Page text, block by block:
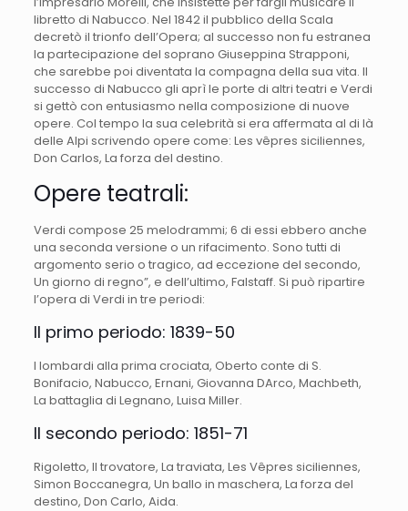
libretto di Nabucco. Nel 1842 il pubblico della Scala
decretò il trionfo dell’Opera; al successo non fu estranea
la partecipazione del soprano Giuseppina Strapponi,
che sarebbe poi diventata la compagna della sua vita. Il
successo di Nabucco gli aprì le porte di altri teatri e Verdi
si gettò con entusiasmo nella composizione di nuove
opere. Col tempo la sua celebrità si era affermata al di là
delle Alpi scrivendo opere come: Les vêpres siciliennes,
Don Carlos, La forza del destino.
Opere teatrali:
Verdi compose 25 melodrammi; 6 di essi ebbero anche
una seconda versione o un rifacimento. Sono tutti di
argomento serio o tragico, ad eccezione del secondo,
Un giorno di regno”, e dell’ultimo, Falstaff. Si può ripartire
l’opera di Verdi in tre periodi:
Il primo periodo: 1839-50
I lombardi alla prima crociata, Oberto conte di S.
Bonifacio, Nabucco, Ernani, Giovanna DArco, Machbeth,
La battaglia di Legnano, Luisa Miller.
Il secondo periodo: 1851-71
Rigoletto, Il trovatore, La traviata, Les Vêpres siciliennes,
Simon Boccanegra, Un ballo in maschera, La forza del
destino, Don Carlo, Aida.